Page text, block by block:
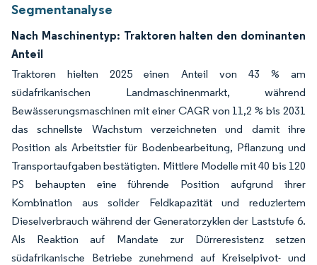
Segmentanalyse
Nach Maschinentyp: Traktoren halten den dominanten
Anteil
Traktoren hielten 2025 einen Anteil von 43 % am
südafrikanischen Landmaschinenmarkt, während
Bewässerungsmaschinen mit einer CAGR von 11,2 % bis 2031
das schnellste Wachstum verzeichneten und damit ihre
Position als Arbeitstier für Bodenbearbeitung, Pflanzung und
Transportaufgaben bestätigten. Mittlere Modelle mit 40 bis 120
PS behaupten eine führende Position aufgrund ihrer
Kombination aus solider Feldkapazität und reduziertem
Dieselverbrauch während der Generatorzyklen der Laststufe 6.
Als Reaktion auf Mandate zur Dürreresistenz setzen
südafrikanische Betriebe zunehmend auf Kreiselpivot- und